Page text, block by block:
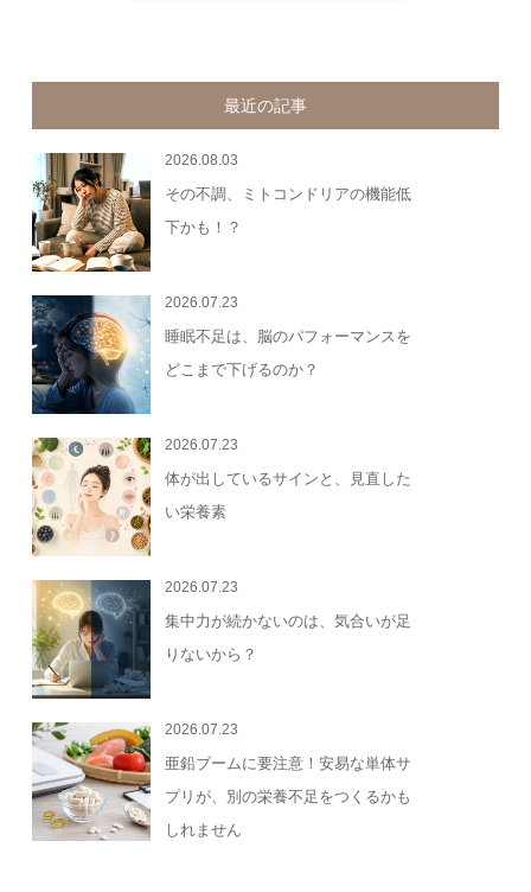
最近の記事
2026.08.03
その不調、ミトコンドリアの機能低
下かも！？
2026.07.23
睡眠不足は、脳のパフォーマンスを
どこまで下げるのか？
2026.07.23
体が出しているサインと、見直した
い栄養素
2026.07.23
集中力が続かないのは、気合いが足
りないから？
2026.07.23
亜鉛ブームに要注意！安易な単体サ
プリが、別の栄養不足をつくるかも
しれません